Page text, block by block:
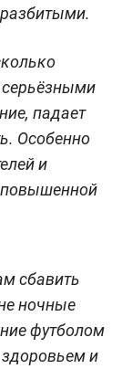
падает
Особенно
и
повышенной
сбавить
ночные
футболом
и